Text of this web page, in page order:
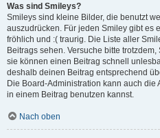
Was sind Smileys?
Smileys sind kleine Bilder, die benutzt
auszudrücken. Für jeden Smiley gibt es
fröhlich und :( traurig. Die Liste aller
Beitrags sehen. Versuche bitte
sie können einen Beitrag schnell
deshalb deinen Beitrag entsprechend
Die Board-Administration kann auch
in einem Beitrag benutzen kannst.
Nach oben